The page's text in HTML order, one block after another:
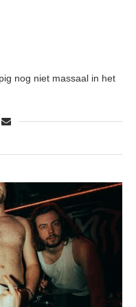
nog niet massaal in het